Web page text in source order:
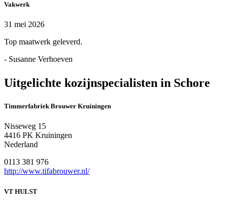
Vakwerk
31 mei 2026
Top maatwerk geleverd.
- Susanne Verhoeven
Uitgelichte kozijnspecialisten in Schore
Timmerfabriek Brouwer Kruiningen
Nisseweg 15
4416 PK Kruiningen
Nederland
0113 381 976
http://www.tifabrouwer.nl/
VT HULST